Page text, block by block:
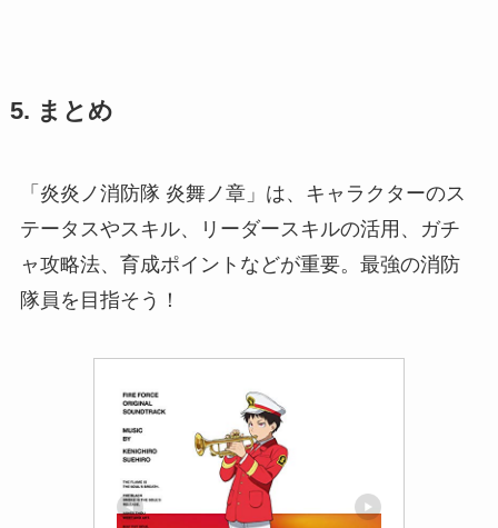
5. まとめ
「炎炎ノ消防隊 炎舞ノ章」は、キャラクターのス
テータスやスキル、リーダースキルの活用、ガチ
ャ攻略法、育成ポイントなどが重要。最強の消防
隊員を目指そう！